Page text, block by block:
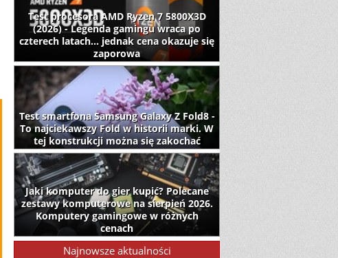
Test procesora AMD Ryzen 7 5800X3D
(2026) - Legenda gamingu wraca po
czterech latach... jednak cena okazuje się
zaporowa
Test smartfona Samsung Galaxy Z Fold8 -
To najciekawszy Fold w historii marki. W
tej konstrukcji można się zakochać
Jaki komputer do gier kupić? Polecane
zestawy komputerowe na sierpień 2026.
Komputery gamingowe w różnych
cenach
Najnowsze aktualności